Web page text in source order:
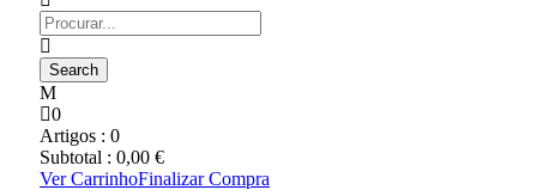
0
Artigos : 0
Subtotal : 0,00 €
Ver CarrinhoFinalizar Compra